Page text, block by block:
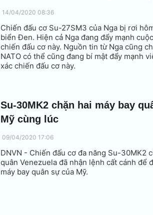
14/04/2020 08:36
Chiến đấu cơ Su-27SM3 của Nga bị rơi
biển Đen. Hiện cả Nga đang đẩy mạnh
chiến đấu cơ này. Nguồn tin từ Nga cũng
NATO có thể cũng đang bí mật đẩy mạnh
xác chiến đấu cơ này.
Su-30MK2 chặn hai máy bay
Mỹ cùng lúc
09/04/2020 17:06
DNVN - Chiến đấu cơ đa năng Su-30MK2
quân Venezuela đã nhận lệnh cất cánh để
máy bay quân sự của Mỹ.